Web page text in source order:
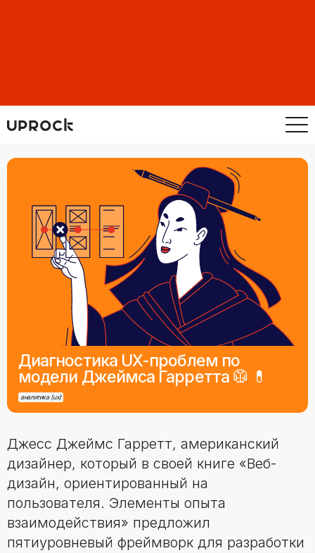
Диагностика UX-проблем по
модели Джеймса Гарретта 🥼 💊
аналитика (ux)
Джесс Джеймс Гарретт, американский
дизайнер, который в своей книге «Веб-
дизайн, ориентированный на
пользователя. Элементы опыта
взаимодействия» предложил
пятиуровневый фреймворк для разработки